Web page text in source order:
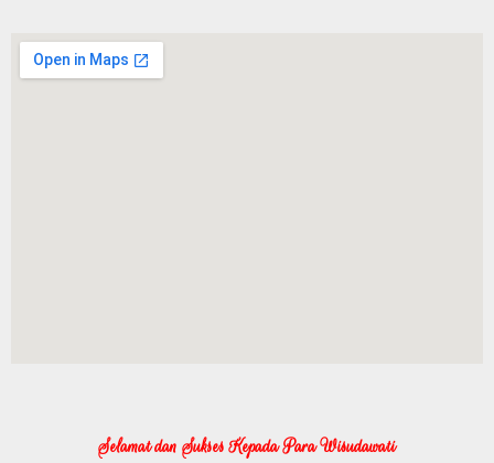
Selamat dan Sukses Kepada Para Wisudawati